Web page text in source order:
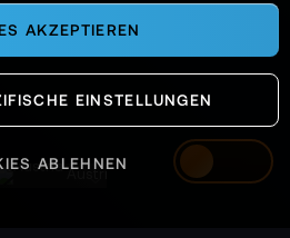
Austria
AKZEPTIEREN
EINSTELLUNGEN
ABLEHNEN